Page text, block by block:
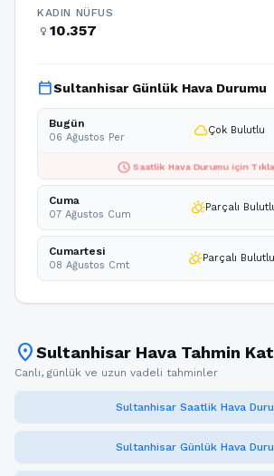
KADIN NÜFUS
female 10.357
calendar_todaySultanhisar Günlük Hava Durumu
Bugün
06 Ağustos Per cloudÇok Bulutlu
schedule Saatlik Hava Durumu için
Cuma
07 Ağustos Cum partly_cloudy_dayParçalı
Cumartesi
08 Ağustos Cmt partly_cloudy_dayParçalı Bulutlu
location_onSultanhisar Hava Tahmin
Canlı, günlük ve uzun vadeli tahminler
Sultanhisar Saatlik Hava
Sultanhisar Günlük Hava